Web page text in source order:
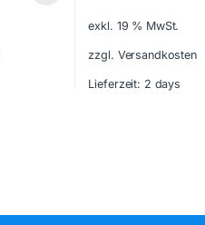
exkl. 19 % MwSt.
zzgl. Versandkosten
Lieferzeit: 2 days